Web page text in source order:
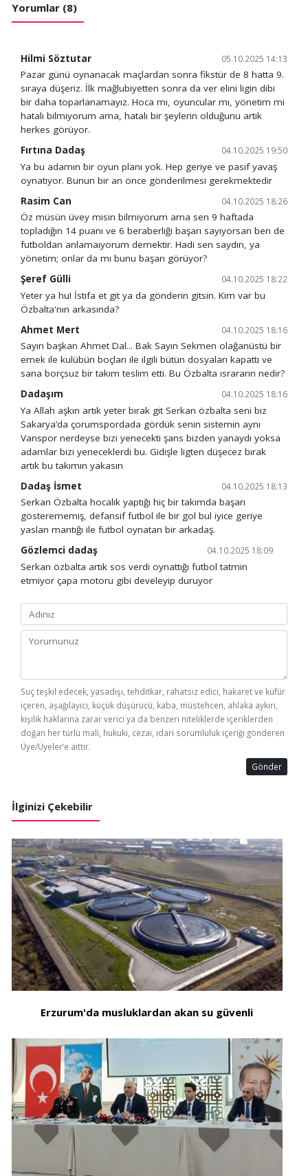
Yorumlar (8)
Hilmi Söztutar 05.10.2025 14:13
Pazar günü oynanacak maçlardan sonra fikstür de 8 hatta 9.
sıraya düşeriz. İlk mağlubiyetten sonra da ver elini ligin dibi
bir daha toparlanamayız. Hoca mı, oyuncular mı, yönetim mi
hatalı bilmiyorum ama, hatalı bir şeylerin olduğunu artık
herkes görüyor.
Fırtına Dadaş
04.10.2025 19:50
Ya bu adamın bir oyun planı yok. Hep geriye ve pasif yavaş
oynatıyor. Bunun bir an önce gönderilmesi gerekmektedir
Rasim Can
04.10.2025 18:26
Öz müsün üvey misin bilmiyorum ama sen 9 haftada
topladığın 14 puanı ve 6 beraberliği başarı sayıyorsan ben de
futboldan anlamaıyorum demektir. Hadi sen saydın, ya
yönetim; onlar da mı bunu başarı görüyor?
Şeref Gülli
04.10.2025 18:22
Yeter ya hu! İstifa et git ya da gönderin gitsin. Kim var bu
Özbalta'nın arkasında?
Ahmet Mert
04.10.2025 18:16
Sayın başkan Ahmet Dal... Bak Sayın Sekmen olağanüstü bir
emek ile kulübün boçları ile ilgili bütün dosyaları kapattı ve
sana borçsuz bir takım teslim etti. Bu Özbalta ısrararın nedir?
Dadaşım
04.10.2025 18:16
Ya Allah aşkın artık yeter bırak git Serkan özbalta seni biz
Sakarya’da çorumspordada gördük senin sistemin aynı
Vanspor nerdeyse bizi yenecekti şans bizden yanaydı yoksa
adamlar bizi yeneceklerdi bu. Gidişle ligten düşecez bırak
artık bu takımın yakasın
Dadaş İsmet
04.10.2025 18:13
Serkan Özbalta hocalık yaptığı hiç bir takımda başarı
gösterememiş, defansif futbol ile bir gol bul iyice geriye
yaslan mantığı ile futbol oynatan bir arkadaş.
Gözlemci dadaş
04.10.2025 18:09
Serkan özbalta artık sos verdi oynattığı futbol tatmin
etmiyor çapa motoru gibi develeyip duruyor
Suç teşkil edecek, yasadışı, tehditkar, rahatsız edici, hakaret ve küfür
içeren, aşağılayıcı, küçük düşürücü, kaba, müstehcen, ahlaka aykırı,
kişilik haklarına zarar verici ya da benzeri niteliklerde içeriklerden
doğan her türlü mali, hukuki, cezai, idari sorumluluk içeriği gönderen
Üye/Üyeler’e aittir.
Gönder
İlginizi Çekebilir
Erzurum'da musluklardan akan su güvenli